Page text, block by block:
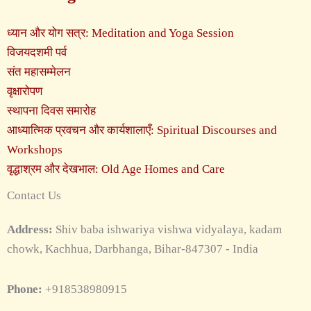
ध्यान और योग सत्र: Meditation and Yoga Session
विजयदशमी पर्व
संत महासम्मेलन
वृक्षारोपण
स्थापना दिवस समारोह
आध्यात्मिक प्रवचन और कार्यशालाएँ: Spiritual Discourses and
Workshops
वृद्धाश्रम और देखभाल: Old Age Homes and Care
Contact Us
Address: Shiv baba ishwariya vishwa vidyalaya, kadam
chowk, Kachhua, Darbhanga, Bihar-847307 - India
Phone: +918538980915